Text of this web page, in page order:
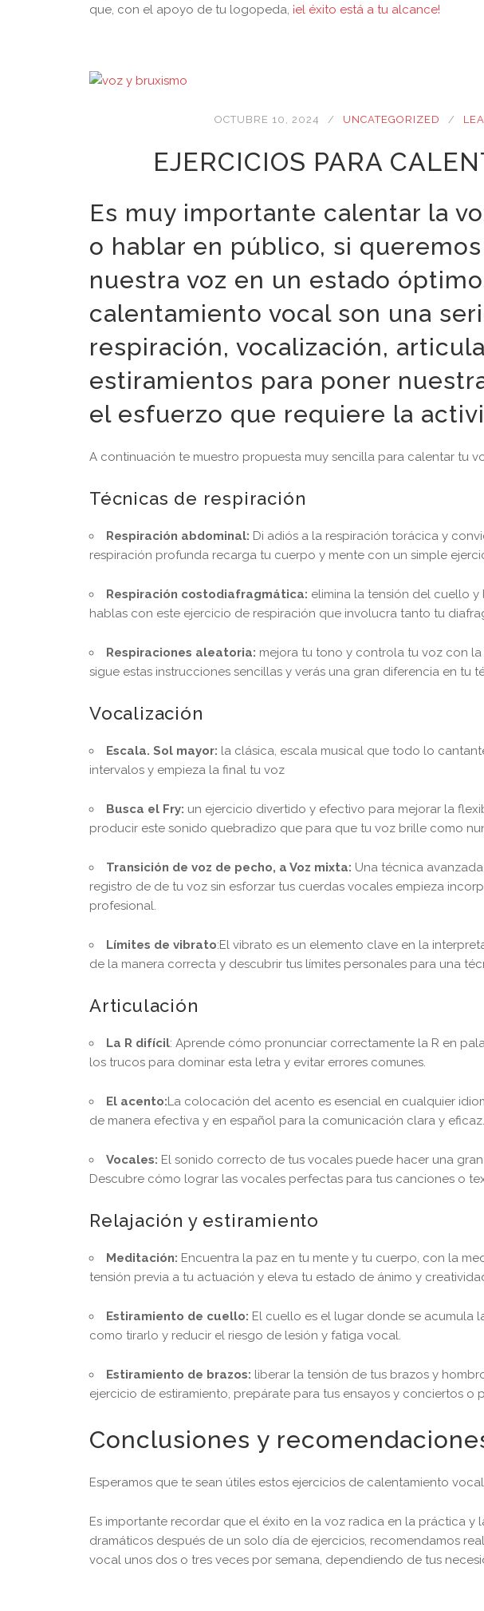
que, con el apoyo de tu logopeda, ¡el éxito está a tu alcance!
OCTUBRE 10, 2024 UNCATEGORIZED
EJERCICIOS PARA
Es muy importante calentar la
o hablar en público, si
nuestra voz en un estado
calentamiento vocal son una
respiración, vocalización,
estiramientos para poner
el esfuerzo que requiere la
A continuación te muestro propuesta muy sencilla para calentar tu
Técnicas de respiración
Respiración abdominal: Di adiós a la respiración torácica y
respiración profunda recarga tu cuerpo y mente con un simple
Respiración costodiafragmática: elimina la tensión del cuello y
hablas con este ejercicio de respiración que involucra tanto tu
Respiraciones aleatoria: mejora tu tono y controla tu voz con
sigue estas instrucciones sencillas y verás una gran diferencia en tu
Vocalización
Escala. Sol mayor: la clásica, escala musical que todo lo
intervalos y empieza la final tu voz
Busca el Fry: un ejercicio divertido y efectivo para mejorar la
producir este sonido quebradizo que para que tu voz brille como
Transición de voz de pecho, a Voz mixta: Una técnica
registro de de tu voz sin esforzar tus cuerdas vocales empieza
profesional.
Límites de vibrato:El vibrato es un elemento clave en la
de la manera correcta y descubrir tus límites personales para una
Articulación
La R difícil: Aprende cómo pronunciar correctamente la R en
los trucos para dominar esta letra y evitar errores comunes.
El acento:La colocación del acento es esencial en cualquier
de manera efectiva y en español para la comunicación clara y eficaz.
Vocales: El sonido correcto de tus vocales puede hacer una
Descubre cómo lograr las vocales perfectas para tus canciones o
Relajación y estiramiento
Meditación: Encuentra la paz en tu mente y tu cuerpo, con la
tensión previa a tu actuación y eleva tu estado de ánimo y
Estiramiento de cuello: El cuello es el lugar donde se acumula
como tirarlo y reducir el riesgo de lesión y fatiga vocal.
Estiramiento de brazos: liberar la tensión de tus brazos y
ejercicio de estiramiento, prepárate para tus ensayos y conciertos o
Conclusiones y
Esperamos que te sean útiles estos ejercicios de calentamiento
Es importante recordar que el éxito en la voz radica en la práctica y
dramáticos después de un solo día de ejercicios, recomendamos
vocal unos dos o tres veces por semana, dependiendo de tus